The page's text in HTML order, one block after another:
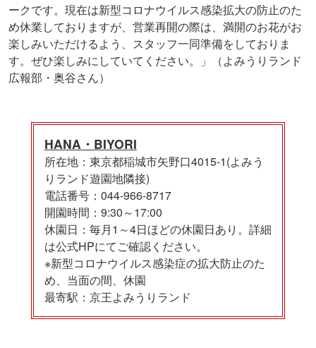
ークです。現在は新型コロナウイルス感染拡大の防止のた
め休業しておりますが、営業再開の際は、満開のお花がお
楽しみいただけるよう、スタッフ一同準備をしておりま
す。ぜひ楽しみにしていてください。」（よみうりランド
広報部・奥谷さん）
HANA・BIYORI
所在地：東京都稲城市矢野口4015-1(よみう
りランド遊園地隣接)
電話番号：044-966-8717
開園時間：9:30～17:00
休園日：毎月1～4日ほどの休園日あり。詳細
は公式HPにてご確認ください。
※新型コロナウイルス感染症の拡大防止のた
め、当面の間、休園
最寄駅：京王よみうりランド